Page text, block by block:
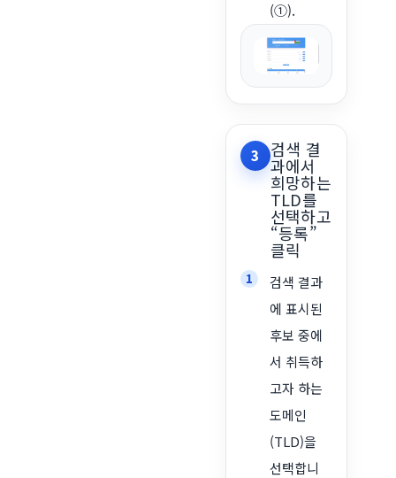
(①).
3 검색 결
과에서
희망하는
TLD를
선택하고
“등록”
클릭
검색 결과
에 표시된
후보 중에
서 취득하
고자 하는
도메인
(TLD)을
선택합니